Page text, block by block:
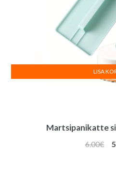
Martsipanikatte
6.00€
LISA